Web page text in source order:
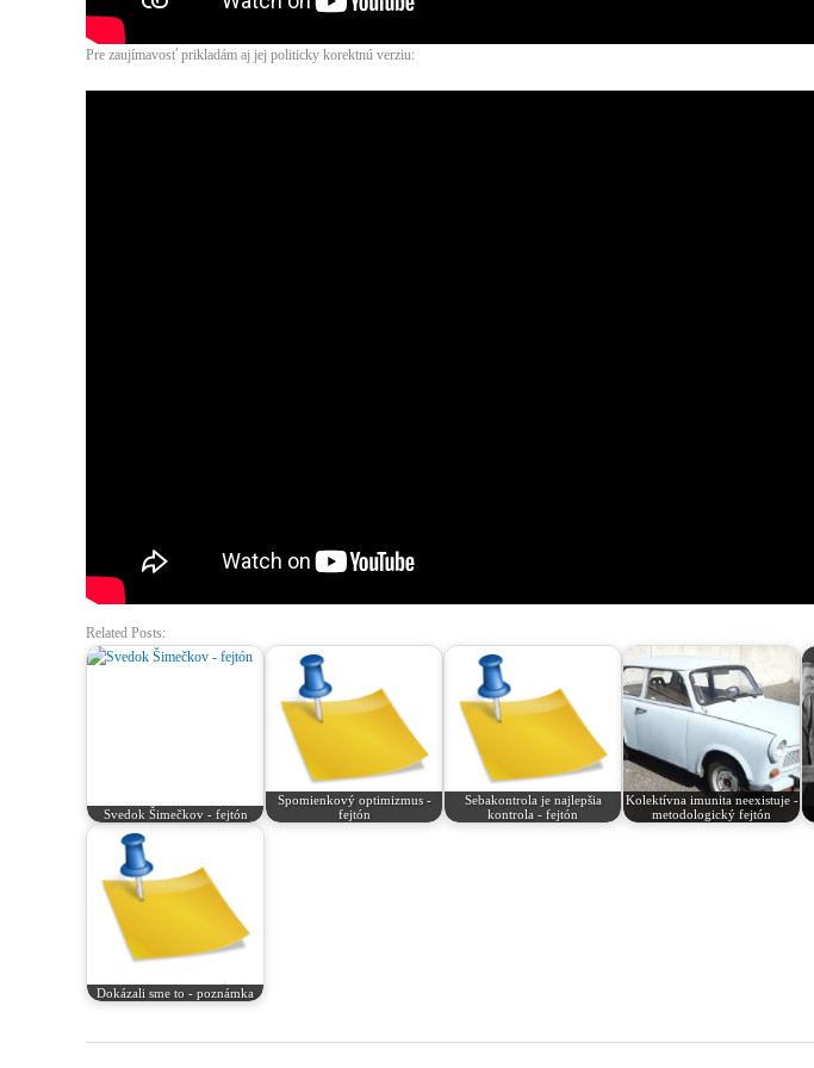
Pre zaujímavosť prikladám aj jej politicky korektnú verziu:
Related Posts:
Svedok Šimečkov - fejtón
Spomienkový optimizmus -
fejtón
Sebakontrola je najlepšia
kontrola - fejtón
Kolektívna imunita neexistuje -
metodologický fejtón
Dokázali sme to - poznámka